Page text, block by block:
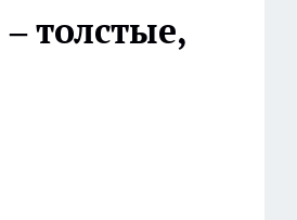
толстые,